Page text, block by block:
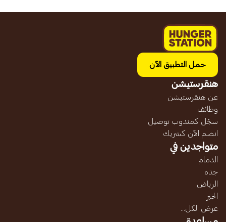
حمل التطبيق الآن
هنقرستيشن
عن هنقرستيشن
وظائف
سجّل كمندوب توصيل
انضم الآن كشريك
متواجدين في
الدمام
جده
الرياض
الخبر
عرض الكل...